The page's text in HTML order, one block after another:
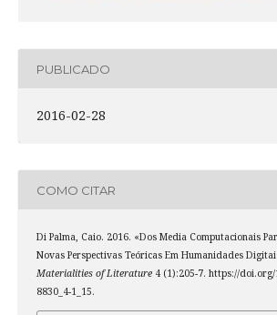
PUBLICADO
2016-02-28
COMO CITAR
Di Palma, Caio. 2016. «Dos Media Computacionais
Novas Perspectivas Teóricas Em Humanidades
Materialities of Literature4 (1):205-7. https://doi.org/
8830_4-1_15.